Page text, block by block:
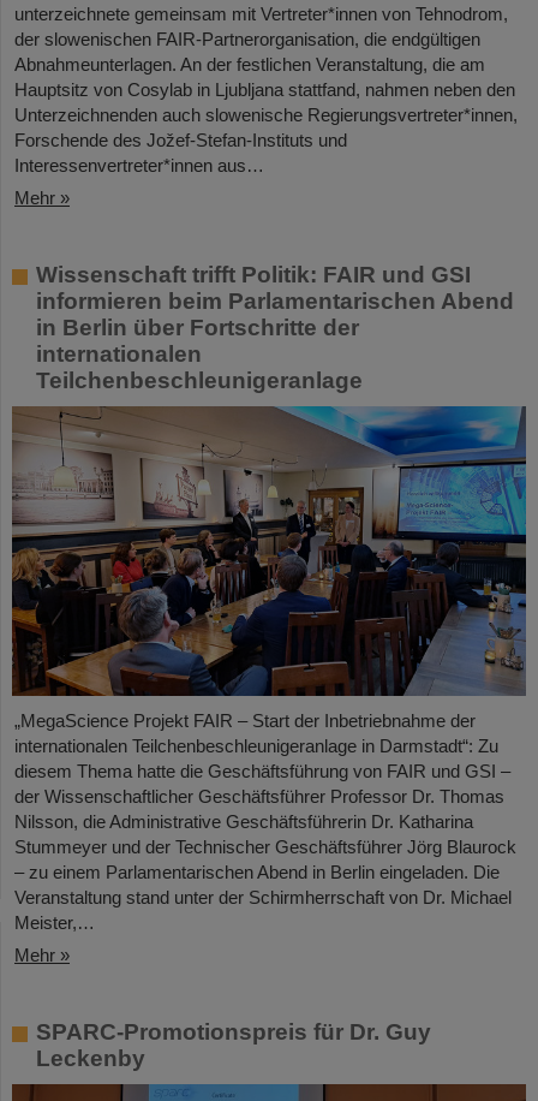
unterzeichnete gemeinsam mit Vertreter*innen von Tehnodrom,
der slowenischen FAIR-Partnerorganisation, die endgültigen
Abnahmeunterlagen. An der festlichen Veranstaltung, die am
Hauptsitz von Cosylab in Ljubljana stattfand, nahmen neben den
Unterzeichnenden auch slowenische Regierungsvertreter*innen,
Forschende des Jožef-Stefan-Instituts und
Interessenvertreter*innen aus…
Mehr »
Wissenschaft trifft Politik: FAIR und GSI
informieren beim Parlamentarischen Abend
in Berlin über Fortschritte der
internationalen
Teilchenbeschleunigeranlage
„MegaScience Projekt FAIR – Start der Inbetriebnahme der
internationalen Teilchenbeschleunigeranlage in Darmstadt“: Zu
diesem Thema hatte die Geschäftsführung von FAIR und GSI –
der Wissenschaftlicher Geschäftsführer Professor Dr. Thomas
Nilsson, die Administrative Geschäftsführerin Dr. Katharina
Stummeyer und der Technischer Geschäftsführer Jörg Blaurock
– zu einem Parlamentarischen Abend in Berlin eingeladen. Die
Veranstaltung stand unter der Schirmherrschaft von Dr. Michael
Meister,…
Mehr »
SPARC-Promotionspreis für Dr. Guy
Leckenby